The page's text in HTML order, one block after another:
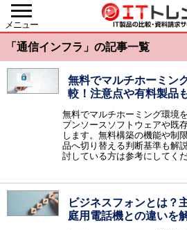
メニュー
戻る
カテゴリーから探す
人事・労務
人事システム / eラーニング / 勤怠管理・就業管理 / 【旧】人事評価システム / 給与明細電子化 / 経費精算システム / 給与計算システム / タレントマネジメント / シフト管理・人員計画（WFM） / 人事評価システム / 採用管理・選考管理システム / 健康管理システム / マイナンバー管理システム / 経費精算システム クラウド / 労務管理システム / eラーニングコンテンツ作成・提供 / 従業員満足度調査（ES調査） / 給与前払いサービス / Web面接・オンライン面接 / 離職防止・定着率向上ツール / 年末調整支援システム / 目標管理システム / 人事コンサルティング / メンタルヘルス・ストレスチェック / 1on1ツール / 採用サイト作成ツール / リファレンスチェックサービス / 反社チェックツール / リファラル採用ツール / 出張管理システム(BTM) / スキル管理システム / フリーランス管理システム / 組織診断サービス / CLM（契約ライフサイクルマネジメント） / 中途採用支援サービス / 新卒採用支援サービス / デジタル給与ソリューション
基幹統合
会計ソフト / 固定資産管理 / IT資産管理 / 債務管理・債権管理 / 予算管理 / 会計ソフト クラウド / 請求書受取サービス / 経営管理システム / 連結会計システム / リース資産管理システム / 電子マネー送金代行 / 振込代行サービス
AIサービス
販売
販売管理 / POSシステム / 電子帳票システム / 帳票電子化 / 見積管理 / 店舗管理 / Web請求書・クラウド請求書 / 販売管理 クラウド / 販売管理 パッケージ / 販売管理 製造業 / 販売管理 医薬品 / 販売管理 商社・卸売 / 帳票クラウドサービス / サブスクリプション管理システム / 越境EC
「通信インフラ」の記事一覧
無料でマルチホーミン
較！注意点や有料製品
無料でマルチホーミング環境
プンソースソフトウェアや既
します。無料構築の機能や制
品へ切り替える判断基準も解
討している方は参考にしてくだ
ビジネスフォンとは？
庭用電話機との違いを